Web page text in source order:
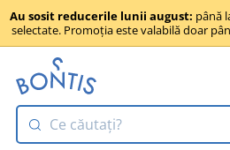
Au sosit reducerile lunii august: până
selectate. Promoția este valabilă doar